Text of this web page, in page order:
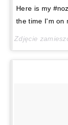
Here is my
the time I'm on